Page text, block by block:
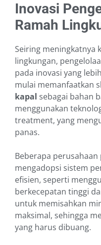
Inovasi
Ramah
Seiring meningkatnya
lingkungan,
pada inovasi yang
mulai memanfaatkan
kapal sebagai bahan
menggunakan
treatment, yang
panas.
Beberapa
mengadopsi sistem
efisien, seperti
berkecepatan tinggi
untuk memisahkan
maksimal, sehingga
yang harus dibuang.